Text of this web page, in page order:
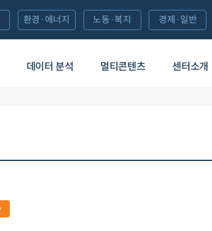
데이터 분석 멀티콘텐츠 센터소개
환경·에너지 노동·복지 경제·일반